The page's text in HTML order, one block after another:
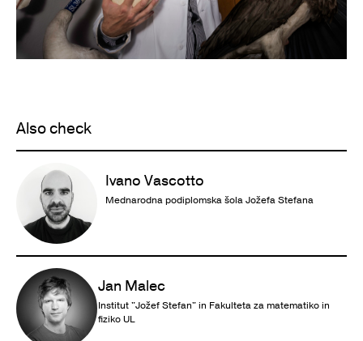
Also check
Ivano Vascotto
Mednarodna podiplomska šola Jožefa Stefana
Jan Malec
Institut "Jožef Stefan" in Fakulteta za matematiko in
fiziko UL